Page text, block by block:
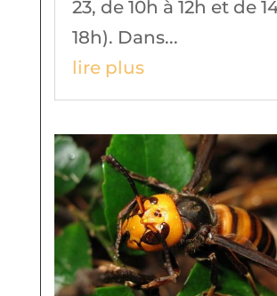
23, de 10h à 12h et de
18h). Dans...
lire plus